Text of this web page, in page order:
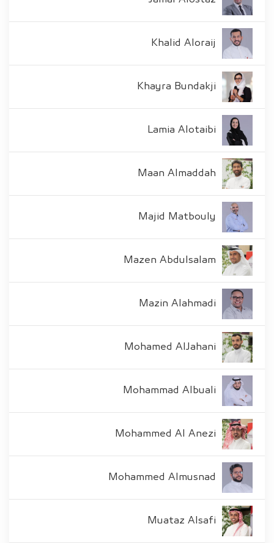
Khalid Aloraij
Khayra Bundakji
Lamia Alotaibi
Maan Almaddah
Majid Matbouly
Mazen Abdulsalam
Mazin Alahmadi
Mohamed AlJahani
Mohammad Albuali
Mohammed Al Anezi
Mohammed Almusnad
Muataz Alsafi